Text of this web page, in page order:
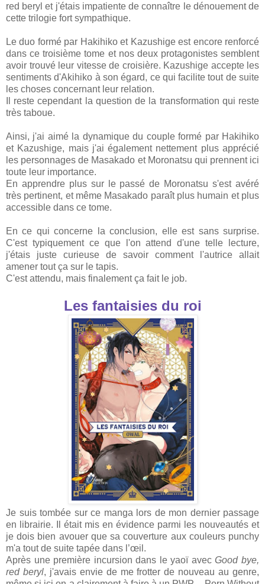
red beryl et j'étais impatiente de connaître le dénouement de
cette trilogie fort sympathique.
Le duo formé par Hakihiko et Kazushige est encore renforcé
dans ce troisième tome et nos deux protagonistes semblent
avoir trouvé leur vitesse de croisière. Kazushige accepte les
sentiments d'Akihiko à son égard, ce qui facilite tout de suite
les choses concernant leur relation.
Il reste cependant la question de la transformation qui reste
très taboue.
Ainsi, j'ai aimé la dynamique du couple formé par Hakihiko
et Kazushige, mais j'ai également nettement plus apprécié
les personnages de Masakado et Moronatsu qui prennent ici
toute leur importance.
En apprendre plus sur le passé de Moronatsu s'est avéré
très pertinent, et même Masakado paraît plus humain et plus
accessible dans ce tome.
En ce qui concerne la conclusion, elle est sans surprise.
C'est typiquement ce que l'on attend d'une telle lecture,
j'étais juste curieuse de savoir comment l'autrice allait
amener tout ça sur le tapis.
C'est attendu, mais finalement ça fait le job.
Les fantaisies du roi
Je suis tombée sur ce manga lors de mon dernier passage
en librairie. Il était mis en évidence parmi les nouveautés et
je dois bien avouer que sa couverture aux couleurs punchy
m'a tout de suite tapée dans l’œil.
Après une première incursion dans le yaoï avecGood bye,
red beryl, j'avais envie de me frotter de nouveau au genre,